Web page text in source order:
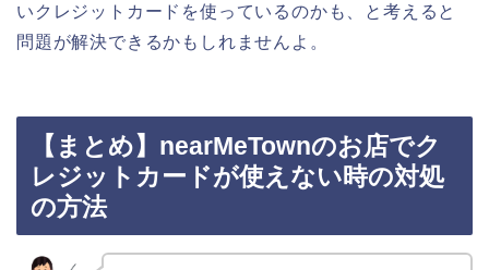
いクレジットカードを使っているのかも、と考えると
問題が解決できるかもしれませんよ。
【まとめ】nearMeTownのお店でク
レジットカードが使えない時の対処
の方法